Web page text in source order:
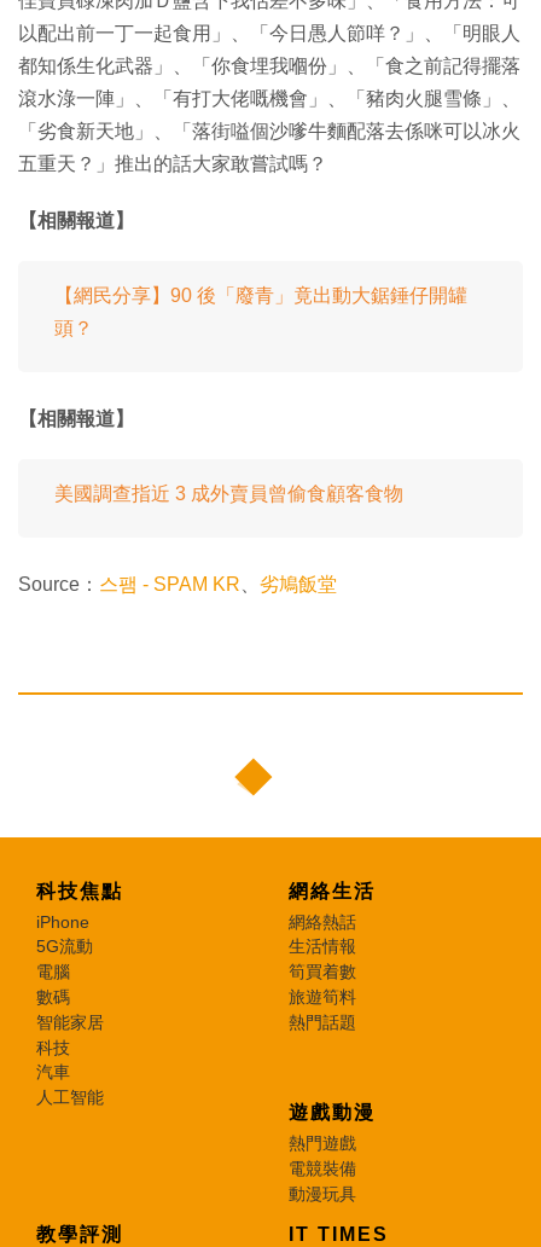
以配出前一丁一起食用」、「今日愚人節咩？」、「明眼人
都知係生化武器」、「你食埋我嗰份」、「食之前記得擺落
滾水淥一陣」、「有打大佬嘅機會」、「豬肉火腿雪條」、
「劣食新天地」、「落街嗌個沙嗲牛麵配落去係咪可以冰火
五重天？」推出的話大家敢嘗試嗎？
【相關報道】
【網民分享】90 後「廢青」竟出動大鋸錘仔開罐
頭？
【相關報道】
美國調查指近 3 成外賣員曾偷食顧客食物
Source： 스팸 - SPAM KR 劣鳩飯堂
科技焦點
iPhone
5G流動
電腦
數碼
智能家居
科技
汽車
人工智能
網絡生活
網絡熱話
生活情報
筍買着數
旅遊筍料
熱門話題
遊戲動漫
熱門遊戲
電競裝備
動漫玩具
教學評測 IT TIMES